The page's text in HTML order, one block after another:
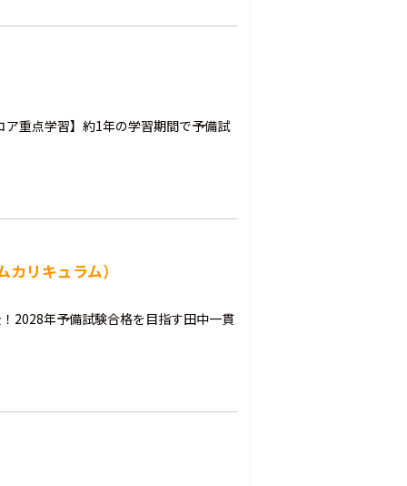
ア重点学習】約1年の学習期間で予備試
リキュラム）
2028年予備試験合格を目指す田中一貫